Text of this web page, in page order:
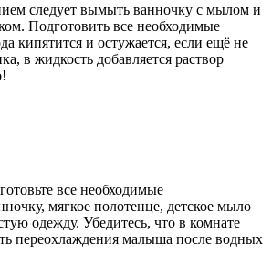
следует вымыть ванночку с мылом и
Подготовить все необходимые
кипятится и остужается, если ещё не
в жидкость добавляется раствор
все необходимые
мягкое полотенце, детское мыло
одежду. Убедитесь, что в комнате
переохлаждения малыша после водных